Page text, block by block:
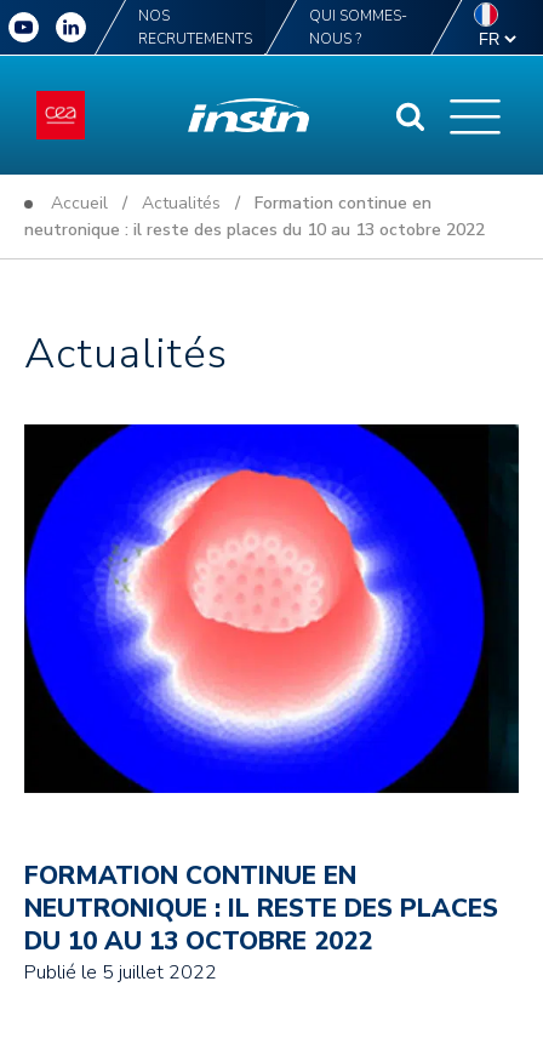
NOS
RECRUTEMENTS
QUI SOMMES-
NOUS ?
Accueil / Actualités / Formation continue en
neutronique : il reste des places du 10 au 13 octobre 2022
Actualités
FORMATION CONTINUE EN
NEUTRONIQUE : IL RESTE DES PLACES
DU 10 AU 13 OCTOBRE 2022
Publié le 5 juillet 2022